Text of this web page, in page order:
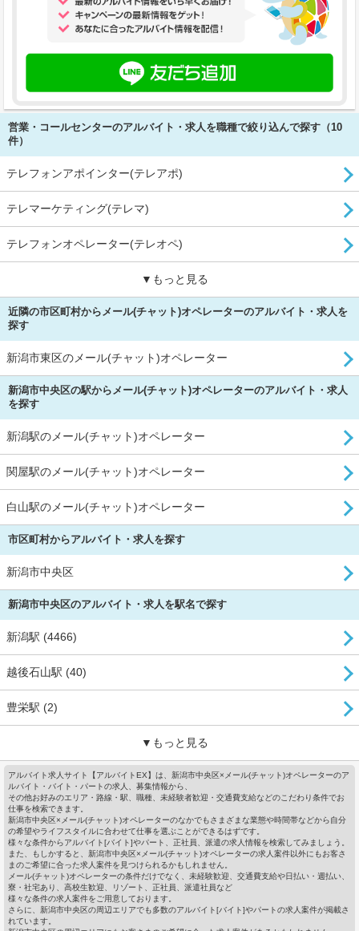
営業・コールセンターのアルバイト・求人を職種で絞り込んで探す（10
件）
テレフォンアポインター(テレアポ)
テレマーケティング(テレマ)
テレフォンオペレーター(テレオペ)
▼もっと見る
近隣の市区町村からメール(チャット)オペレーターのアルバイト・求人を
探す
新潟市東区のメール(チャット)オペレーター
新潟市中央区の駅からメール(チャット)オペレーターのアルバイト・求人
を探す
新潟駅のメール(チャット)オペレーター
関屋駅のメール(チャット)オペレーター
白山駅のメール(チャット)オペレーター
市区町村からアルバイト・求人を探す
新潟市中央区
新潟市中央区のアルバイト・求人を駅名で探す
新潟駅 (4466)
越後石山駅 (40)
豊栄駅 (2)
▼もっと見る
アルバイト求人サイト【アルバイトEX】は、新潟市中央区×メール(チャット)オペレーターのア
ルバイト・バイト・パートの求人、募集情報から、
その他お好みのエリア・路線・駅、職種、未経験者歓迎・交通費支給などのこだわり条件でお
仕事を検索できます。
新潟市中央区×メール(チャット)オペレーターのなかでもさまざまな業態や時間帯などから自分
の希望やライフスタイルに合わせて仕事を選ぶことができるはずです。
様々な条件からアルバイト[バイト]やパート、正社員、派遣の求人情報を検索してみましょう。
また、もしかすると、新潟市中央区×メール(チャット)オペレーターの求人案件以外にもお客さ
まのご希望に合った求人案件を見つけられるかもしれません。
メール(チャット)オペレーターの条件だけでなく、未経験歓迎、交通費支給や日払い・週払い、
寮・社宅あり、高校生歓迎、リゾート、正社員、派遣社員など
様々な条件の求人案件をご用意しております。
さらに、新潟市中央区の周辺エリアでも多数のアルバイト[バイト]やパートの求人案件が掲載さ
れています。